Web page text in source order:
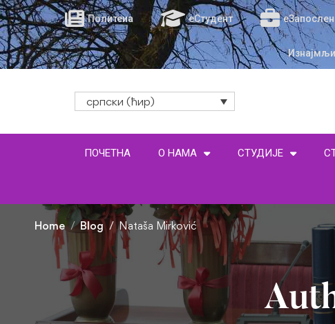
Политеиа еСтудент
српски (ћир)
ПОЧЕТНА О НАМА СТУДИЈЕ
Home Blog Nataša Mirković